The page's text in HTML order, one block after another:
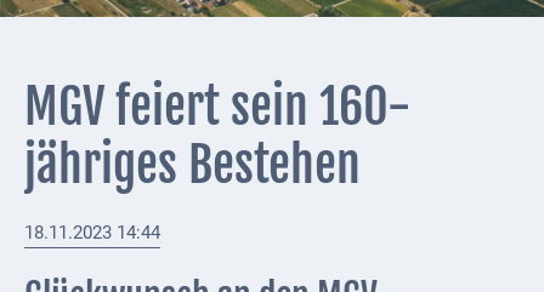
Impressionen
Nachrichtenarchiv
Verbandsgemeinde
Deidesheim
Polizei +
MGV feiert sein 160-
jähriges Bestehen
18.11.2023 14:44